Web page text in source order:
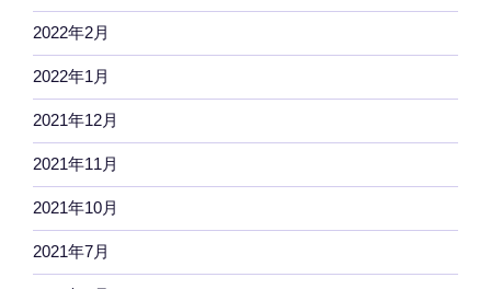
2022年2月
2022年1月
2021年12月
2021年11月
2021年10月
2021年7月